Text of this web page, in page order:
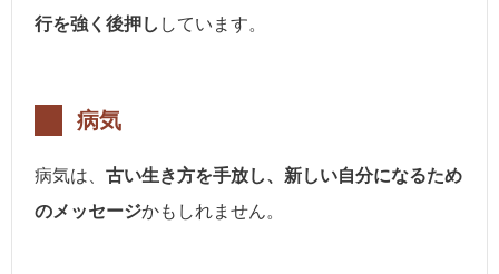
行を強く後押し しています。
病気
病気は、 古い生き方を手放し、新しい自分になるため
のメッセージかもしれません。